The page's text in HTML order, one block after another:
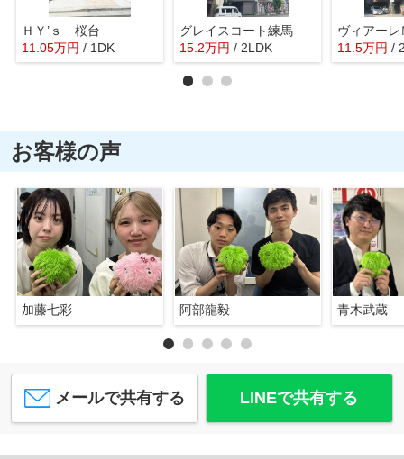
ＨＹ’ｓ 桜台
11.05万円 / 1DK
グレイスコート練馬
15.2万円 / 2LDK
ヴィアーレ
11.5万円 /
お客様の声
加藤七彩 阿部龍毅 青木武蔵
メールで共有する LINEで共有する